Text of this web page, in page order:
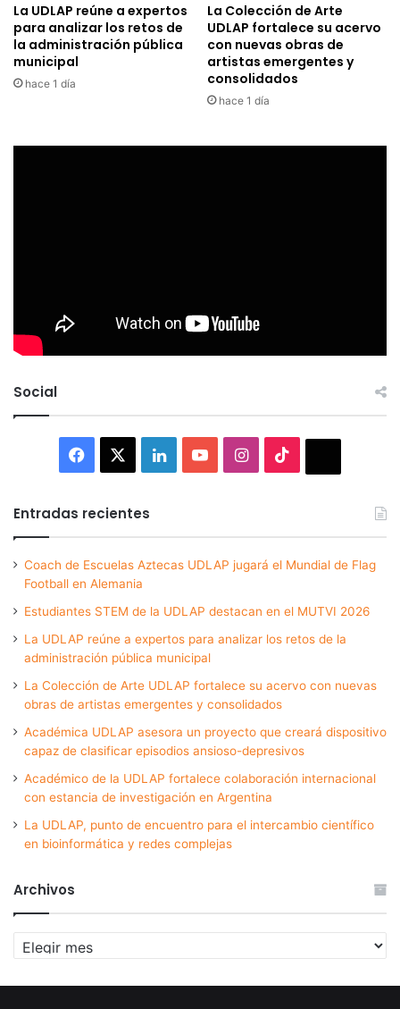
La UDLAP reúne a expertos
para analizar los retos de
la administración pública
municipal
hace 1 día
La Colección de Arte
UDLAP fortalece su acervo
con nuevas obras de
artistas emergentes y
consolidados
hace 1 día
Social
Facebook LinkedInYouTubeInstagram
Entradas recientes
Coach de Escuelas Aztecas UDLAP jugará el Mundial de Flag
Football en Alemania
Estudiantes STEM de la UDLAP destacan en el MUTVI 2026
La UDLAP reúne a expertos para analizar los retos de la
administración pública municipal
La Colección de Arte UDLAP fortalece su acervo con nuevas
obras de artistas emergentes y consolidados
Académica UDLAP asesora un proyecto que creará dispositivo
capaz de clasificar episodios ansioso-depresivos
Académico de la UDLAP fortalece colaboración internacional
con estancia de investigación en Argentina
La UDLAP, punto de encuentro para el intercambio científico
en bioinformática y redes complejas
Archivos
Archivos